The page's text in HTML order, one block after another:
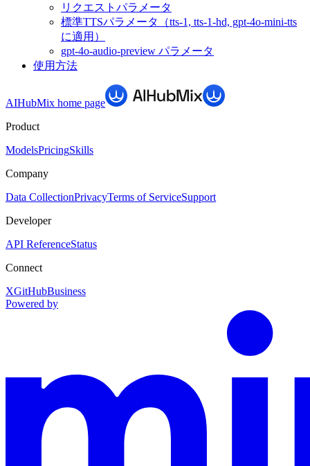
リクエストパラメータ
標準TTSパラメータ（tts-1, tts-1-hd, gpt-4o-mini-tts
に適用）
gpt-4o-audio-preview パラメータ
使用方法
AIHubMix home page
Product
ModelsPricingSkills
Company
Data CollectionPrivacyTerms of ServiceSupport
Developer
API ReferenceStatus
Connect
XGitHubBusiness
Powered by